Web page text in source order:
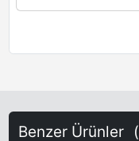
Benzer Ürünler (